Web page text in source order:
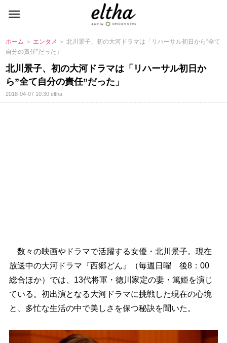
ホーム ＞ エンタメ ＞ 北川景子、初の大河ドラマは「リハーサル初日から”全て
自分の責任”だった」
北川景子、初の大河ドラマは「リハーサル初日か
ら”全て自分の責任”だった」
2018-04-07 10:30eltha
数々の映画やドラマで活躍する女優・北川景子。現在
放送中の大河ドラマ『西郷どん』（毎週日曜 後8：00
総合ほか）では、13代将軍・徳川家定の妻・篤姫を演じ
ている。初出演となる大河ドラマに挑戦した現在の心境
と、多忙な生活の中で美しさを保つ秘訣を聞いた。